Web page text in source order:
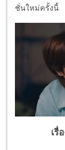
ชั่นใหม่ครั้งนี้
เรื่